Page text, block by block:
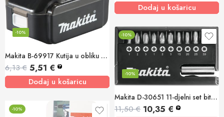
Dodaj u košaricu
Makita B-69917 Kutija u obliku LXT baterije
-10%
6,13€ 5,51 € ?
Dodaj u košaricu
-10%
Makita D-30651 11-djelni set bit nastavaka
-10%
11,50€ 10,35 € ?
-10%